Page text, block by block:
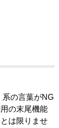
の言葉がNG
の末尾機能
は限りませ